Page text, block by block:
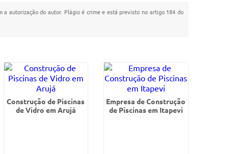
autorização do autor. Plágio é crime e está previsto no artigo 184 do
Construção de Piscinas
de Vidro em Arujá
Empresa de Construção
de Piscinas em Itapevi